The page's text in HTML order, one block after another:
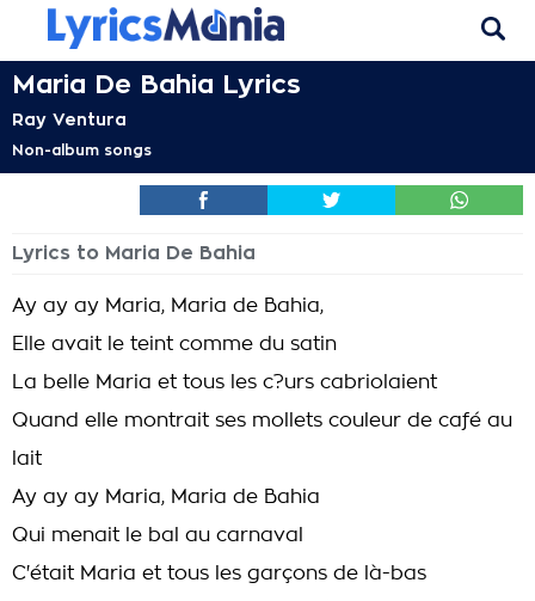
Maria De Bahia Lyrics
Ray Ventura
Non-album songs
Lyrics to Maria De Bahia
Ay ay ay Maria, Maria de Bahia,
Elle avait le teint comme du satin
La belle Maria et tous les c?urs cabriolaient
Quand elle montrait ses mollets couleur de café au
lait
Ay ay ay Maria, Maria de Bahia
Qui menait le bal au carnaval
C'était Maria et tous les garçons de là-bas